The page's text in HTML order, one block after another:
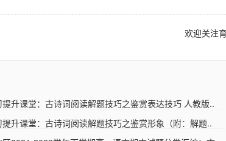
欢迎关注
升课堂：古诗词阅读解题技巧之鉴赏表达技巧 人教版..
升课堂：古诗词阅读解题技巧之鉴赏形象（附：解题..